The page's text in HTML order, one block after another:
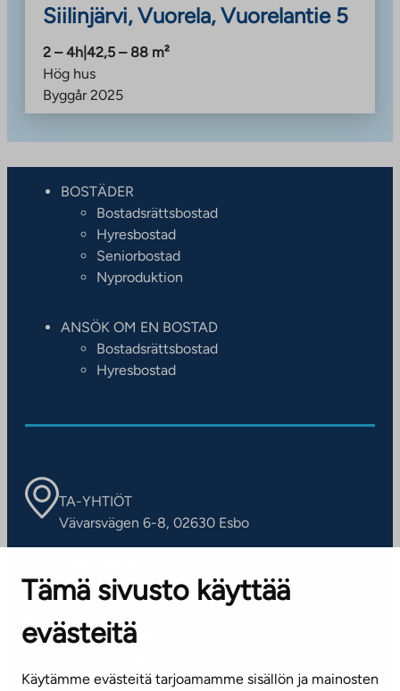
Tämä sivusto käyttää
evästeitä
Käytämme evästeitä tarjoamamme sisällön ja mainosten
Siilinjärvi, Vuorela, Vuorelantie 5
2 – 4h 42,5 – 88 m²
Hög hus
Byggår 2025
BOSTÄDER
Bostadsrättsbostad
Hyresbostad
Seniorbostad
Nyproduktion
ANSÖK OM EN BOSTAD
Bostadsrättsbostad
Hyresbostad
TA-YHTIÖT
Vävarsvägen 6-8, 02630 Esbo
Kontaktinformation
KUNDSERVICE
(vardagar kl. 8–16)